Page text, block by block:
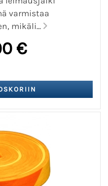
varmistaa
mikäli...
€